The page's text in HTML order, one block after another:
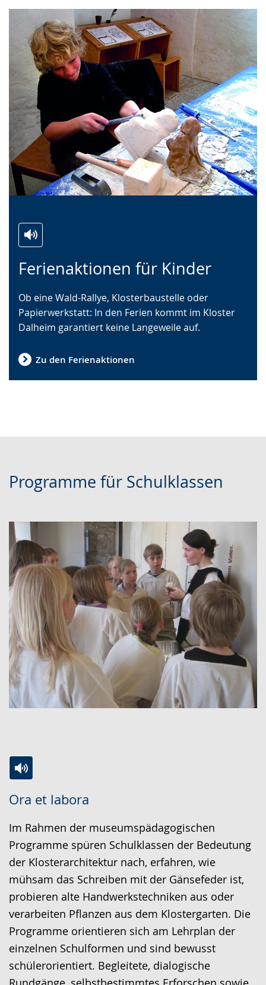
Ferienaktionen für Kinder
Leichten
wechseln.
Audio-
Video
Deutscher
Gebärdensprache
wird
Ob eine Wald-Rallye, Klosterbaustelle oder
Papierwerkstatt: In den Ferien kommt im Kloster
Dalheim garantiert keine Langeweile auf.
Zu den Ferienaktionen
Programme für Schulklassen
Ora et labora
Leichten
Sprache
wechseln.
Audio-
Unterstützung.
Video
in
Deutscher
Gebärdensprache
wird
angezeigt.
Im Rahmen der museumspädagogischen
Programme spüren Schulklassen der Bedeutung
der Klosterarchitektur nach, erfahren, wie
mühsam das Schreiben mit der Gänsefeder ist,
probieren alte Handwerkstechniken aus oder
verarbeiten Pflanzen aus dem Klostergarten. Die
Programme orientieren sich am Lehrplan der
einzelnen Schulformen und sind bewusst
schülerorientiert. Begleitete, dialogische